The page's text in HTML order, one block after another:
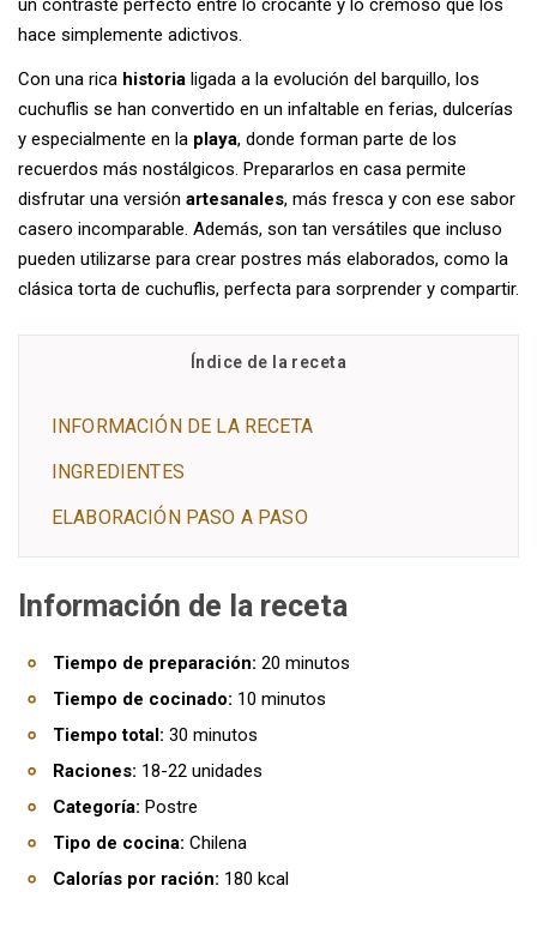
hace simplemente adictivos.
Con una rica historia ligada a la evolución del barquillo, los
cuchuflis se han convertido en un infaltable en ferias, dulcerías
y especialmente en la playa, donde forman parte de los
recuerdos más nostálgicos. Prepararlos en casa permite
disfrutar una versión artesanales, más fresca y con ese sabor
casero incomparable. Además, son tan versátiles que incluso
pueden utilizarse para crear postres más elaborados, como la
clásica torta de cuchuflis, perfecta para sorprender y compartir.
Índice de la receta
INFORMACIÓN DE LA RECETA
INGREDIENTES
ELABORACIÓN PASO A PASO
Información de la receta
Tiempo de preparación: 20 minutos
Tiempo de cocinado: 10 minutos
Tiempo total: 30 minutos
Raciones: 18-22 unidades
Categoría: Postre
Tipo de cocina: Chilena
Calorías por ración: 180 kcal